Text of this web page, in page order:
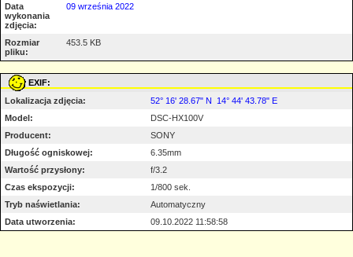
Data
wykonania
zdjęcia:
09 września 2022
Rozmiar
pliku:
453.5 KB
EXIF:
Lokalizacja zdjęcia:
52° 16' 28.67" N 14° 44' 43.78" E
Model:
DSC-HX100V
Producent:
SONY
Długość ogniskowej:
6.35mm
Wartość przysłony:
f/3.2
Czas ekspozycji:
1/800 sek.
Tryb naświetlania:
Automatyczny
Data utworzenia:
09.10.2022 11:58:58